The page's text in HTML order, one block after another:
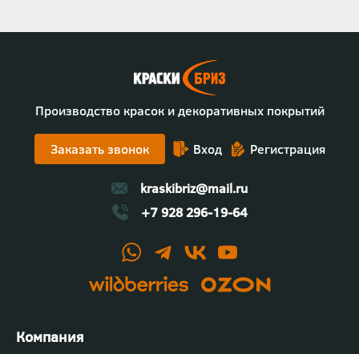
Производство красок и декоративных покрытий
Заказать звонок Вход Регистрация
kraskibriz@mail.ru
+7 928 296-19-64